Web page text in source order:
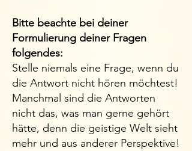
Bitte beachte bei deiner
Formulierung deiner Fragen
folgendes:
Stelle niemals eine Frage, wenn du
die Antwort nicht hören möchtest!
Manchmal sind die Antworten
nicht das, was man gerne gehört
hätte, denn die geistige Welt sieht
mehr und aus anderer Perspektive!